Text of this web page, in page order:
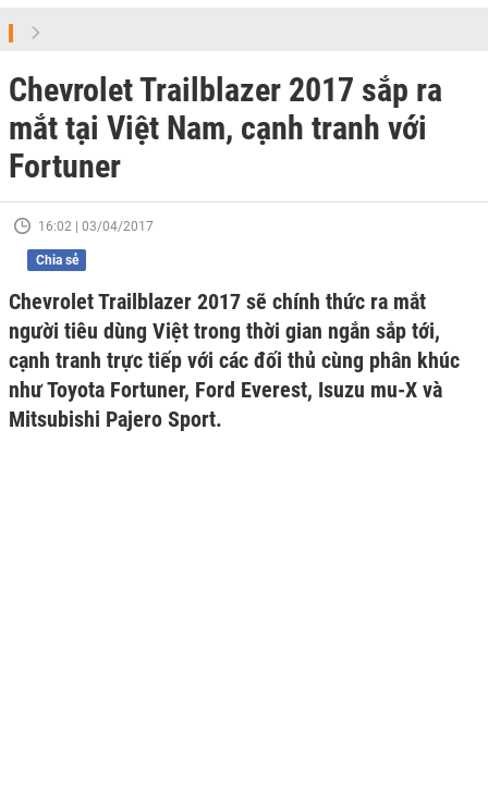
Chevrolet Trailblazer 2017 sắp ra
mắt tại Việt Nam, cạnh tranh với
Fortuner
16:02 | 03/04/2017
Chia sẻ
Chevrolet Trailblazer 2017 sẽ chính thức ra mắt
người tiêu dùng Việt trong thời gian ngắn sắp tới,
cạnh tranh trực tiếp với các đối thủ cùng phân khúc
như Toyota Fortuner, Ford Everest, Isuzu mu-X và
Mitsubishi Pajero Sport.